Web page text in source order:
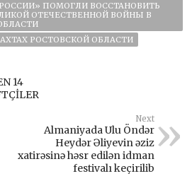
ПОМОГЛИ ВОССТАНОВИТЬ
ОТЕЧЕСТВЕННОЙ ВОЙНЫ В
РОСТОВСКОЙ ОБЛАСТИ
14
Next
Almaniyada Ulu Öndər
Heydər Əliyevin əziz
xatirəsinə həsr edilən idman
festivalı keçirilib